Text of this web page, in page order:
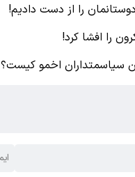
را از دست دادیم!
را افشا کرد!
اخمو کیست؟